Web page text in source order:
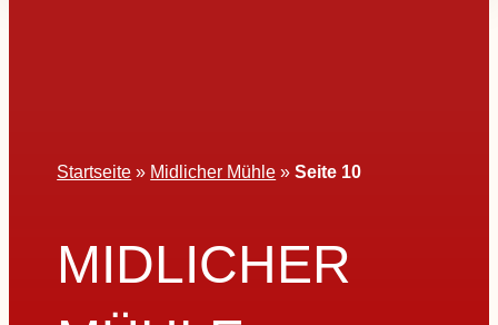
Startseite » Midlicher Mühle »Seite 10
MIDLICHER